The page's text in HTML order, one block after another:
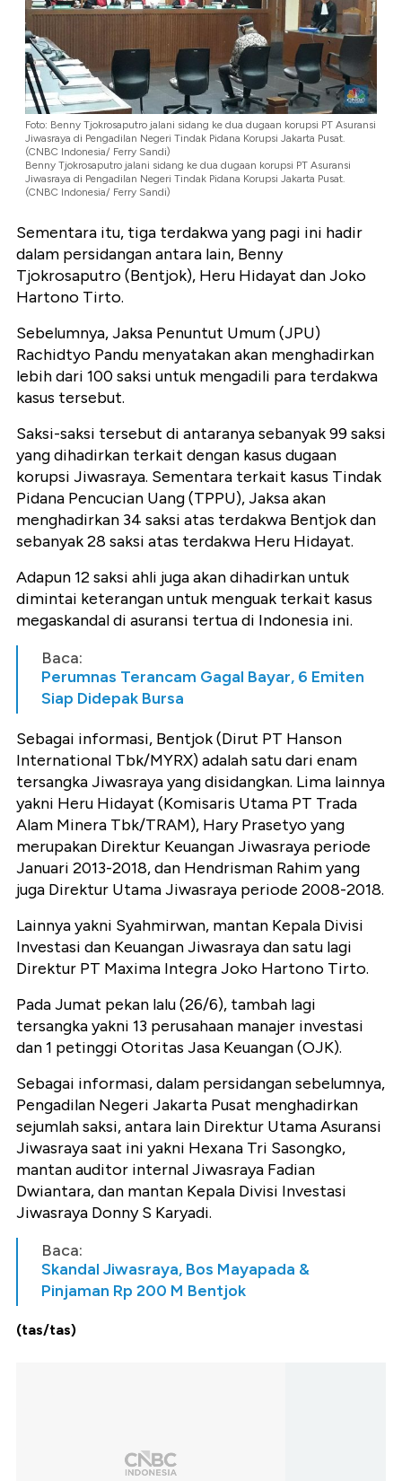
Foto: Benny Tjokrosaputro jalani sidang ke dua dugaan korupsi PT Asuransi
Jiwasraya di Pengadilan Negeri Tindak Pidana Korupsi Jakarta Pusat.
(CNBC Indonesia/ Ferry Sandi)
Benny Tjokrosaputro jalani sidang ke dua dugaan korupsi PT Asuransi
Jiwasraya di Pengadilan Negeri Tindak Pidana Korupsi Jakarta Pusat.
(CNBC Indonesia/ Ferry Sandi)
Sementara itu, tiga terdakwa yang pagi ini hadir
dalam persidangan antara lain, Benny
Tjokrosaputro (Bentjok), Heru Hidayat dan Joko
Hartono Tirto.
Sebelumnya, Jaksa Penuntut Umum (JPU)
Rachidtyo Pandu menyatakan akan menghadirkan
lebih dari 100 saksi untuk mengadili para terdakwa
kasus tersebut.
Saksi-saksi tersebut di antaranya sebanyak 99 saksi
yang dihadirkan terkait dengan kasus dugaan
korupsi Jiwasraya. Sementara terkait kasus Tindak
Pidana Pencucian Uang (TPPU), Jaksa akan
menghadirkan 34 saksi atas terdakwa Bentjok dan
sebanyak 28 saksi atas terdakwa Heru Hidayat.
Adapun 12 saksi ahli juga akan dihadirkan untuk
dimintai keterangan untuk menguak terkait kasus
megaskandal di asuransi tertua di Indonesia ini.
Baca:
Perumnas Terancam Gagal Bayar, 6 Emiten
Siap Didepak Bursa
Sebagai informasi, Bentjok (Dirut PT Hanson
International Tbk/MYRX) adalah satu dari enam
tersangka Jiwasraya yang disidangkan. Lima lainnya
yakni Heru Hidayat (Komisaris Utama PT Trada
Alam Minera Tbk/TRAM), Hary Prasetyo yang
merupakan Direktur Keuangan Jiwasraya periode
Januari 2013-2018, dan Hendrisman Rahim yang
juga Direktur Utama Jiwasraya periode 2008-2018.
Lainnya yakni Syahmirwan, mantan Kepala Divisi
Investasi dan Keuangan Jiwasraya dan satu lagi
Direktur PT Maxima Integra Joko Hartono Tirto.
Pada Jumat pekan lalu (26/6), tambah lagi
tersangka yakni 13 perusahaan manajer investasi
dan 1 petinggi Otoritas Jasa Keuangan (OJK).
Sebagai informasi, dalam persidangan sebelumnya,
Pengadilan Negeri Jakarta Pusat menghadirkan
sejumlah saksi, antara lain Direktur Utama Asuransi
Jiwasraya saat ini yakni Hexana Tri Sasongko,
mantan auditor internal Jiwasraya Fadian
Dwiantara, dan mantan Kepala Divisi Investasi
Jiwasraya Donny S Karyadi.
Baca:
Skandal Jiwasraya, Bos Mayapada &
Pinjaman Rp 200 M Bentjok
(tas/tas)